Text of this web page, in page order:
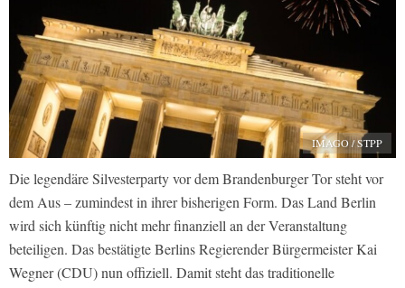
IMAGO / STPP
Die legendäre Silvesterparty vor dem Brandenburger Tor steht vor
dem Aus – zumindest in ihrer bisherigen Form. Das Land Berlin
wird sich künftig nicht mehr finanziell an der Veranstaltung
beteiligen. Das bestätigte Berlins Regierender Bürgermeister Kai
Wegner (CDU) nun offiziell. Damit steht das traditionelle